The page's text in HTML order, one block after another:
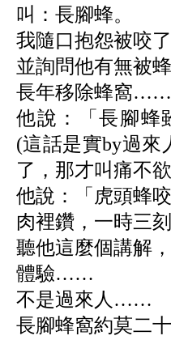
叫：長腳蜂。
我隨口抱怨被咬
並詢問他有無被
長年移除蜂窩……
他說：「長腳蜂
(這話是實by過來
了，那才叫痛不
他說：「虎頭蜂
肉裡鑽，一時三
聽他這麼個講解
體驗……
不是過來人……
長腳蜂窩約莫二